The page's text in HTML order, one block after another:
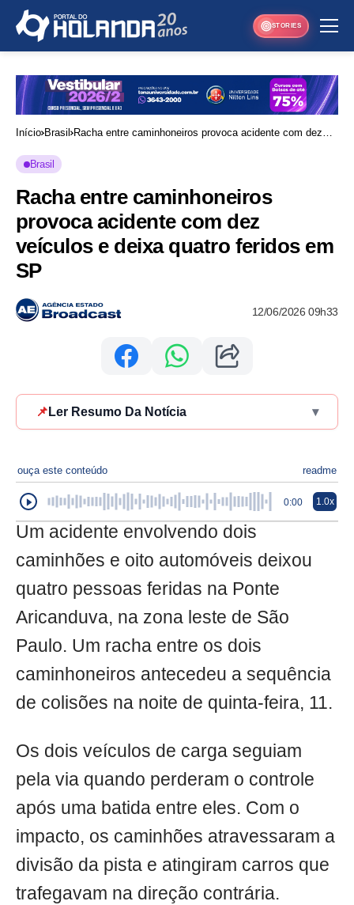
STORIES
Início Brasil
Racha entre caminhoneiros provoca acidente com dez
Brasil
Racha entre caminhoneiros
provoca acidente com dez
veículos e deixa quatro feridos em
SP
12/06/2026 09h33
📌 Ler Resumo Da Notícia ▾
ouça este conteúdo readme
0:00 1.0x
Um acidente envolvendo dois
caminhões e oito automóveis deixou
quatro pessoas feridas na Ponte
Aricanduva, na zona leste de São
Paulo. Um racha entre os dois
caminhoneiros antecedeu a sequência
de colisões na noite de quinta-feira, 11.
Os dois veículos de carga seguiam
pela via quando perderam o controle
após uma batida entre eles. Com o
impacto, os caminhões atravessaram a
divisão da pista e atingiram carros que
trafegavam na direção contrária.